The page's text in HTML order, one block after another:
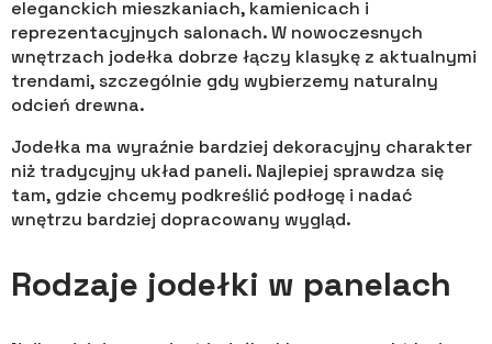
eleganckich mieszkaniach, kamienicach i
reprezentacyjnych salonach. W nowoczesnych
wnętrzach jodełka dobrze łączy klasykę z aktualnymi
trendami, szczególnie gdy wybierzemy naturalny
odcień drewna.
Jodełka ma wyraźnie bardziej dekoracyjny charakter
niż tradycyjny układ paneli. Najlepiej sprawdza się
tam, gdzie chcemy podkreślić podłogę i nadać
wnętrzu bardziej dopracowany wygląd.
Rodzaje jodełki w panelach